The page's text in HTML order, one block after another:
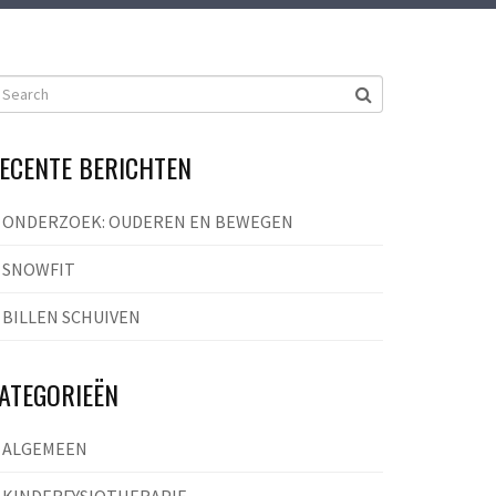
BERICHTEN
ONDERZOEK: OUDEREN EN BEWEGEN
SNOWFIT
BILLEN SCHUIVEN
ALGEMEEN